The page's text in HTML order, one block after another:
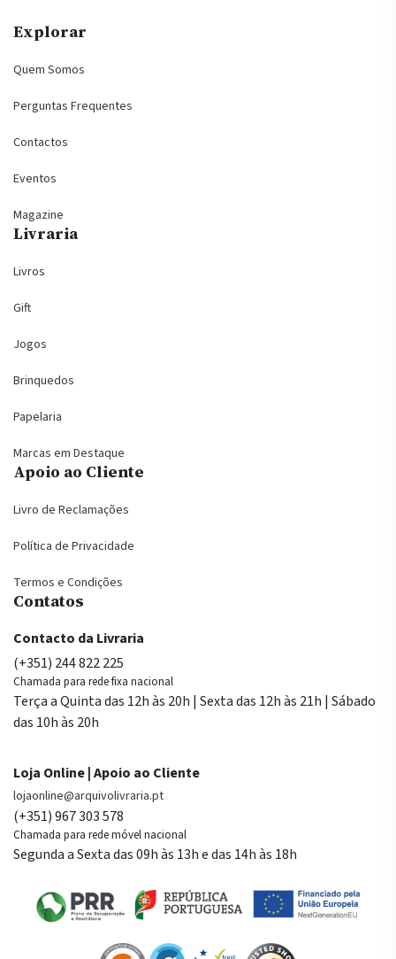
Explorar
Quem Somos
Perguntas Frequentes
Contactos
Eventos
Magazine
Livraria
Livros
Gift
Jogos
Brinquedos
Papelaria
Marcas em Destaque
Apoio ao Cliente
Livro de Reclamações
Política de Privacidade
Termos e Condições
Contatos
Contacto da Livraria
(+351) 244 822 225
Chamada para rede fixa nacional
Terça a Quinta das 12h às 20h | Sexta das 12h às 21h | Sábado
das 10h às 20h
Loja Online | Apoio ao Cliente
lojaonline@arquivolivraria.pt
(+351) 967 303 578
Chamada para rede móvel nacional
Segunda a Sexta das 09h às 13h e das 14h às 18h